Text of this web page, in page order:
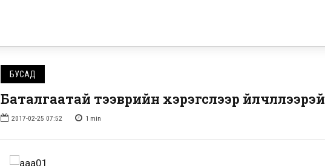
БУСАД
Баталгаатай тээврийн хэрэгслээр үйлчлүүлээрэй
2017-02-25 07:52 1 min